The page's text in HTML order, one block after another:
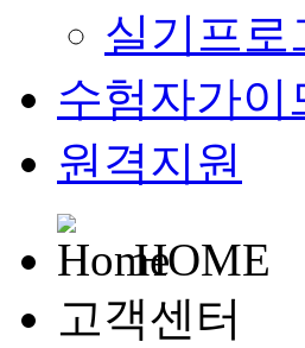
실기프로
수험자가이
원격지원
HOME
고객센터